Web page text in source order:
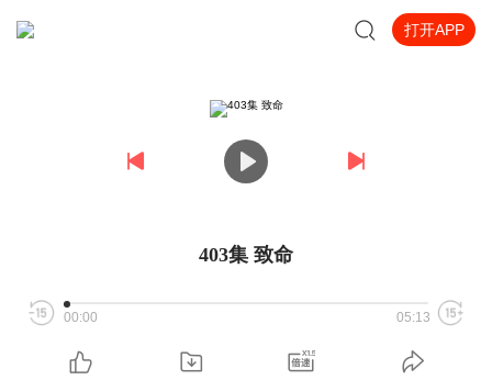
打开APP
403集 致命
00:00 05:13